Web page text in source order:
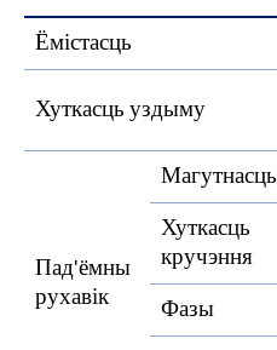
Ёмістасць
Хуткасць уздыму
Пад'ёмны
рухавік
Магутнасць
Хуткасць
кручэння
Фазы